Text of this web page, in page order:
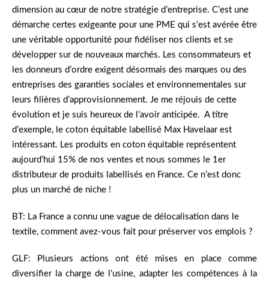
dimension au cœur de notre stratégie d’entreprise. C’est une
démarche certes exigeante pour une PME qui s’est avérée être
une véritable opportunité pour fidéliser nos clients et se
développer sur de nouveaux marchés. Les consommateurs et
les donneurs d’ordre exigent désormais des marques ou des
entreprises des garanties sociales et environnementales sur
leurs filières d’approvisionnement. Je me réjouis de cette
évolution et je suis heureux de l’avoir anticipée. A titre
d’exemple, le coton équitable labellisé Max Havelaar est
intéressant. Les produits en coton équitable représentent
aujourd’hui 15% de nos ventes et nous sommes le 1er
distributeur de produits labellisés en France. Ce n’est donc
plus un marché de niche !
BT: La France a connu une vague de délocalisation dans le
textile, comment avez-vous fait pour préserver vos emplois ?
GLF: Plusieurs actions ont été mises en place comme
diversifier la charge de l’usine, adapter les compétences à la